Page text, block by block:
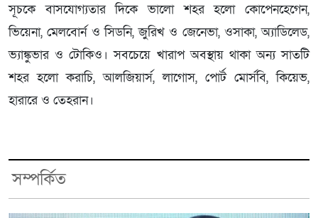
সূচকে বাসযোগ্যতার দিকে ভালো শহর হলো কোপেনহেগেন,
ভিয়েনা, মেলবোর্ন ও সিডনি, জুরিখ ও জেনেভা, ওসাকা, অ্যাডিলেড,
ভ্যাঙ্কুভার ও টোকিও। সবচেয়ে খারাপ অবস্থায় থাকা অন্য সাতটি
শহর হলো করাচি, আলজিয়ার্স, লাগোস, পোর্ট মোর্সবি, কিয়েভ,
হারারে ও তেহরান।
সম্পর্কিত